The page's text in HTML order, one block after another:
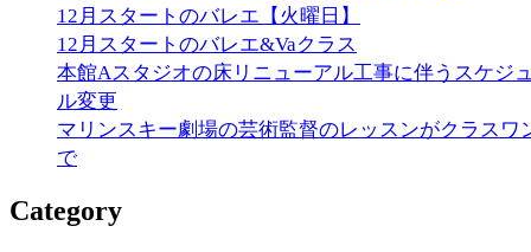
12月スタートのバレエ【火曜日】
12月スタートのバレエ&Vaクラス
本館Aスタジオの床リニューアル工事に伴うスケジ
ル変更
マリンスキー劇場の芸術監督のレッスンがクラスワ
で
Category